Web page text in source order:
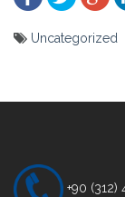
Uncategorized
+90 (312)